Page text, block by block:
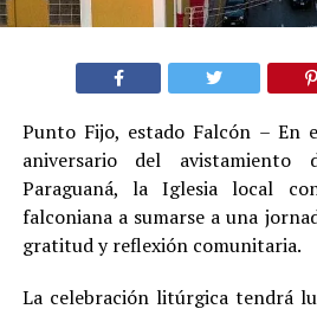
Punto Fijo, estado Falcón – En
aniversario del
Paraguaná, la Iglesia local
falconiana a sumarse a una
gratitud y reflexión comunitaria.
La celebración litúrgica tendrá